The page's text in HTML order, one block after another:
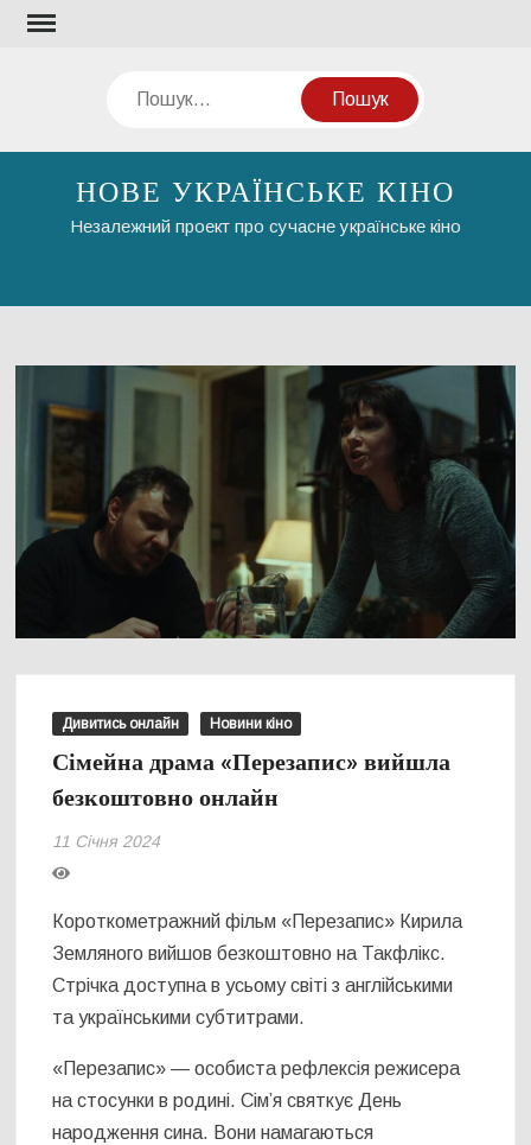
Перейти
Пошук
НОВЕ УКРАЇНСЬКЕ КІНО
Незалежний проект про сучасне українське кіно
Дивитись онлайн Новини кіно
Сімейна драма «Перезапис» вийшла
безкоштовно онлайн
11 Січня 2024
Короткометражний фільм «Перезапис» Кирила
Земляного вийшов безкоштовно на Такфлікс.
Стрічка доступна в усьому світі з англійськими
та українськими субтитрами.
«Перезапис» — особиста рефлексія режисера
на стосунки в родині. Сім’я святкує День
народження сина. Вони намагаються